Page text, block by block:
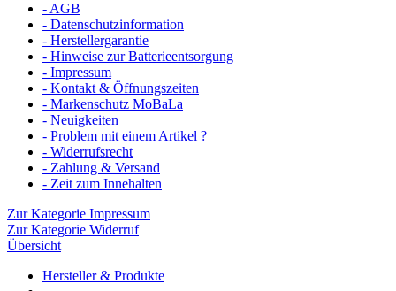
- AGB
- Datenschutzinformation
- Herstellergarantie
- Hinweise zur Batterieentsorgung
- Impressum
- Kontakt & Öffnungszeiten
- Markenschutz MoBaLa
- Neuigkeiten
- Problem mit einem Artikel ?
- Widerrufsrecht
- Zahlung & Versand
- Zeit zum Innehalten
Zur Kategorie Impressum
Zur Kategorie Widerruf
Übersicht
Hersteller & Produkte